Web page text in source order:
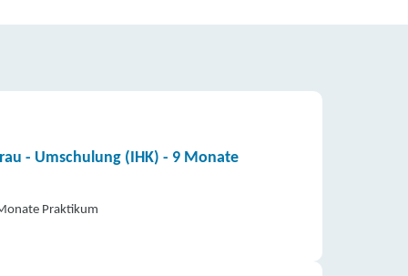
- Umschulung (IHK) - 9 Monate
Praktikum